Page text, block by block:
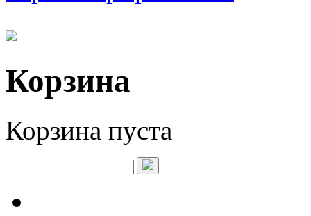
Корзина
Корзина пуста